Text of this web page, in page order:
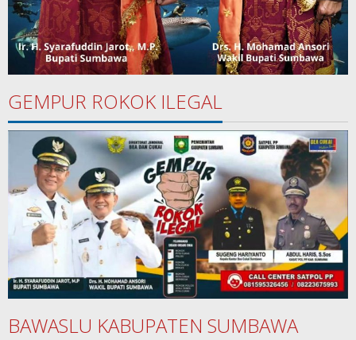
GEMPUR ROKOK ILEGAL
BAWASLU KABUPATEN SUMBAWA